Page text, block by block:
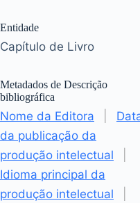
Entidade
Capítulo de Livro
Metadados de Descrição
bibliográfica
Nome da Editora
da publicação da
produção intelectual
Idioma principal da
produção intelectual